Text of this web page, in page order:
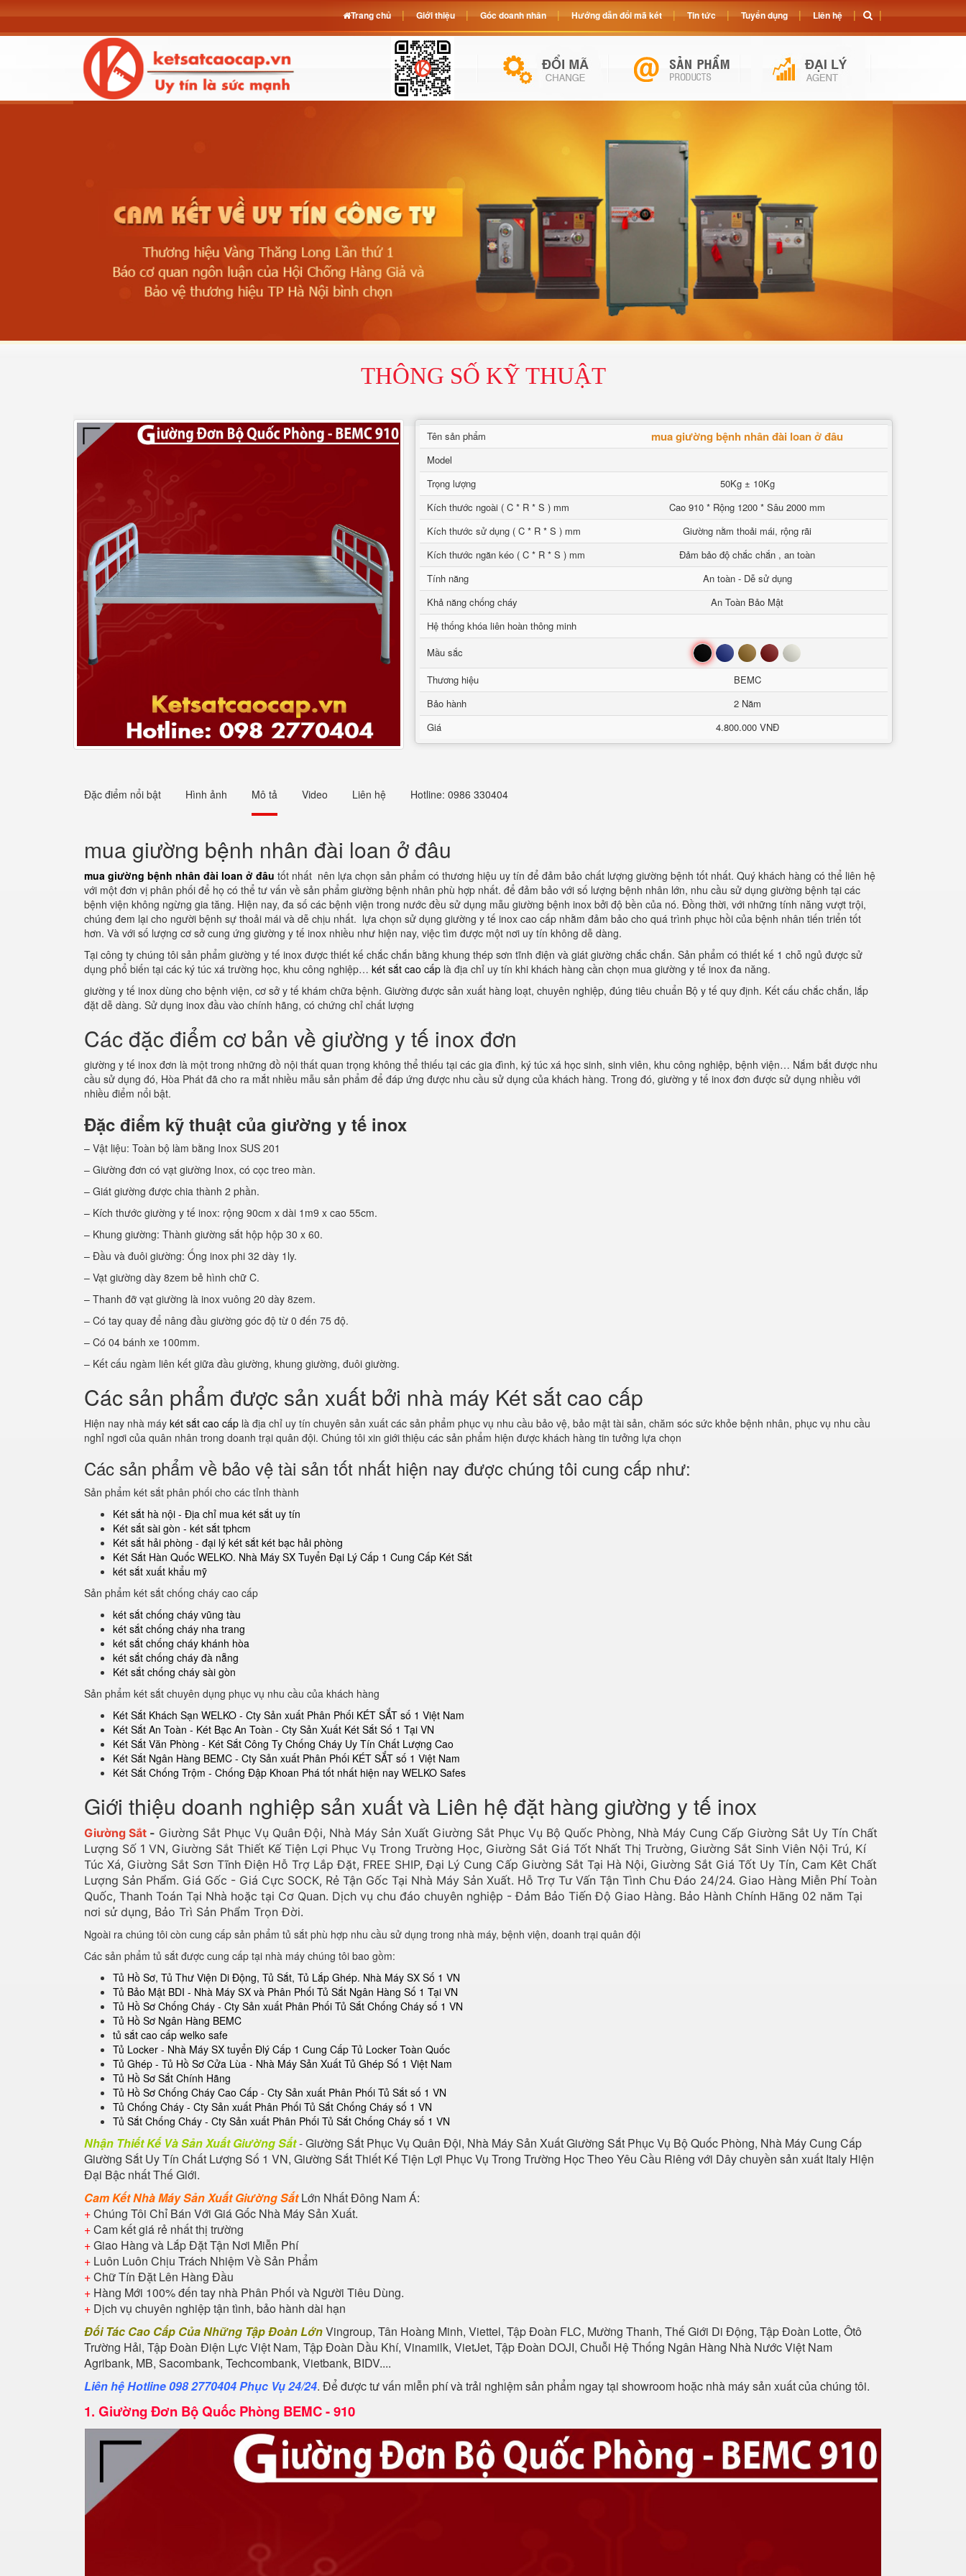
THÔNG SỐ KỸ THUẬT
Tên sản phẩm mua giường bệnh nhân đài loan ở đâu
Model
Trọng lượng
50Kg ± 10Kg
Kích thước ngoài ( C * R * S ) mm
Cao 910 * Rộng 1200 * Sâu 2000 mm
Kích thước sử dụng ( C * R * S ) mm
Giường nằm thoải mái, rộng rãi
Kích thước ngăn kéo ( C * R * S ) mm
Đảm bảo độ chắc chắn , an toàn
Tính năng
An toàn - Dễ sử dụng
Khả năng chống cháy
An Toàn Bảo Mật
Hệ thống khóa liên hoàn thông minh
Mầu sắc
Đen Xanh Nâu Đỏ Trắng
Thương hiệu
BEMC
Bảo hành
2 Năm
Giá
4.800.000 VNĐ
Đặc điểm nổi bật Hình ảnh Mô tả Video Liên hệ Hotline: 0986 330404
mua giường bệnh nhân đài loan ở đâu
mua giường bệnh nhân đài loan ở đâu tốt nhất nên lựa chọn sản phẩm có thương hiệu uy tín để đảm bảo chất lượng giường bệnh tốt nhất. Quý khách hàng có thể liên hệ
với một đơn vị phân phối để họ có thể tư vấn về sản phẩm giường bệnh nhân phù hợp nhất. để đảm bảo với số lượng bệnh nhân lớn, nhu cầu sử dụng giường bệnh tại các
bệnh viện không ngừng gia tăng. Hiện nay, đa số các bệnh viện trong nước đều sử dụng mẫu giường bệnh inox bởi độ bền của nó. Đồng thời, với những tính năng vượt trội,
chúng đem lại cho người bệnh sự thoải mái và dễ chịu nhất. lựa chọn sử dụng giường y tế inox cao cấp nhằm đảm bảo cho quá trình phục hồi của bệnh nhân tiến triển tốt
hơn. Và với số lượng cơ sở cung ứng giường y tế inox nhiều như hiện nay, việc tìm được một nơi uy tín không dễ dàng.
Tại công ty chúng tôi sản phẩm giường y tế inox được thiết kế chắc chắn bằng khung thép sơn tĩnh điện và giát giường chắc chắn. Sản phẩm có thiết kế 1 chỗ ngủ được sử
dụng phổ biến tại các ký túc xá trường học, khu công nghiệp… két sắt cao cấp là địa chỉ uy tín khi khách hàng cần chọn mua giường y tế inox đa năng.
giường y tế inox dùng cho bệnh viện, cơ sở y tế khám chữa bệnh. Giường được sản xuất hàng loạt, chuyên nghiệp, đúng tiêu chuẩn Bộ y tế quy định. Kết cấu chắc chắn, lắp
đặt dễ dàng. Sử dụng inox đầu vào chính hãng, có chứng chỉ chất lượng
Các đặc điểm cơ bản về giường y tế inox đơn
giường y tế inox đơn là một trong những đồ nội thất quan trọng không thể thiếu tại các gia đình, ký túc xá học sinh, sinh viên, khu công nghiệp, bệnh viện… Nắm bắt được nhu
cầu sử dụng đó, Hòa Phát đã cho ra mắt nhiều mẫu sản phẩm để đáp ứng được nhu cầu sử dụng của khách hàng. Trong đó, giường y tế inox đơn được sử dụng nhiều với
nhiều điểm nổi bật.
Đặc điểm kỹ thuật của giường y tế inox
– Vật liệu: Toàn bộ làm bằng Inox SUS 201
– Giường đơn có vạt giường Inox, có cọc treo màn.
– Giát giường được chia thành 2 phần.
– Kích thước giường y tế inox: rộng 90cm x dài 1m9 x cao 55cm.
– Khung giường: Thành giường sắt hộp hộp 30 x 60.
– Đầu và đuôi giường: Ống inox phi 32 dày 1ly.
– Vạt giường dày 8zem bẻ hình chữ C.
– Thanh đỡ vạt giường là inox vuông 20 dày 8zem.
– Có tay quay để nâng đầu giường góc độ từ 0 đến 75 độ.
– Có 04 bánh xe 100mm.
– Kết cấu ngàm liên kết giữa đầu giường, khung giường, đuôi giường.
Các sản phẩm được sản xuất bởi nhà máy Két sắt cao cấp
Hiện nay nhà máy két sắt cao cấp là địa chỉ uy tín chuyên sản xuất các sản phẩm phục vụ nhu cầu bảo vệ, bảo mật tài sản, chăm sóc sức khỏe bệnh nhân, phục vụ nhu cầu
nghỉ ngơi của quân nhân trong doanh trại quân đội. Chúng tôi xin giới thiệu các sản phẩm hiện được khách hàng tin tưởng lựa chọn
Các sản phẩm về bảo vệ tài sản tốt nhất hiện nay được chúng tôi cung cấp như:
Sản phẩm két sắt phân phối cho các tỉnh thành
Két sắt hà nội - Địa chỉ mua két sắt uy tín
Két sắt sài gòn - két sắt tphcm
Két sắt hải phòng - đại lý két sắt két bạc hải phòng
Két Sắt Hàn Quốc WELKO. Nhà Máy SX Tuyển Đại Lý Cấp 1 Cung Cấp Két Sắt
két sắt xuất khẩu mỹ
Sản phẩm két sắt chống cháy cao cấp
két sắt chống cháy vũng tàu
két sắt chống cháy nha trang
két sắt chống cháy khánh hòa
két sắt chống cháy đà nẵng
Két sắt chống cháy sài gòn
Sản phẩm két sắt chuyên dụng phục vụ nhu cầu của khách hàng
Két Sắt Khách Sạn WELKO - Cty Sản xuất Phân Phối KÉT SẮT số 1 Việt Nam
Két Sắt An Toàn - Két Bạc An Toàn - Cty Sản Xuất Két Sắt Số 1 Tại VN
Két Sắt Văn Phòng - Két Sắt Công Ty Chống Cháy Uy Tín Chất Lượng Cao
Két Sắt Ngân Hàng BEMC - Cty Sản xuất Phân Phối KÉT SẮT số 1 Việt Nam
Két Sắt Chống Trộm - Chống Đập Khoan Phá tốt nhất hiện nay WELKO Safes
Giới thiệu doanh nghiệp sản xuất và Liên hệ đặt hàng giường y tế inox
Giường Sắt - Giường Sắt Phục Vụ Quân Đội, Nhà Máy Sản Xuất Giường Sắt Phục Vụ Bộ Quốc Phòng, Nhà Máy Cung Cấp Giường Sắt Uy Tín Chất
Lượng Số 1 VN, Giường Sắt Thiết Kế Tiện Lợi Phục Vụ Trong Trường Học, Giường Sắt Giá Tốt Nhất Thị Trường, Giường Sắt Sinh Viên Nội Trú, Kí
Túc Xá, Giường Sắt Sơn Tĩnh Điện Hỗ Trợ Lắp Đặt, FREE SHIP, Đại Lý Cung Cấp Giường Sắt Tại Hà Nội, Giường Sắt Giá Tốt Uy Tín, Cam Kêt Chất
Lượng Sản Phẩm. Giá Gốc - Giá Cực SOCK, Rẻ Tận Gốc Tại Nhà Máy Sản Xuất. Hỗ Trợ Tư Vấn Tận Tình Chu Đáo 24/24. Giao Hàng Miễn Phí Toàn
Quốc, Thanh Toán Tại Nhà hoặc tại Cơ Quan. Dịch vụ chu đáo chuyên nghiệp - Đảm Bảo Tiến Độ Giao Hàng. Bảo Hành Chính Hãng 02 năm Tại
nơi sử dụng, Bảo Trì Sản Phẩm Trọn Đời.
Ngoài ra chúng tôi còn cung cấp sản phẩm tủ sắt phù hợp nhu cầu sử dụng trong nhà máy, bệnh viện, doanh trại quân đội
Các sản phẩm tủ sắt được cung cấp tại nhà máy chúng tôi bao gồm:
Tủ Hồ Sơ, Tủ Thư Viện Di Động, Tủ Sắt, Tủ Lắp Ghép. Nhà Máy SX Số 1 VN
Tủ Bảo Mật BDI - Nhà Máy SX và Phân Phối Tủ Sắt Ngân Hàng Số 1 Tại VN
Tủ Hồ Sơ Chống Cháy - Cty Sản xuất Phân Phối Tủ Sắt Chống Cháy số 1 VN
Tủ Hồ Sơ Ngân Hàng BEMC
tủ sắt cao cấp welko safe
Tủ Locker - Nhà Máy SX tuyển Đlý Cấp 1 Cung Cấp Tủ Locker Toàn Quốc
Tủ Ghép - Tủ Hồ Sơ Cửa Lùa - Nhà Máy Sản Xuất Tủ Ghép Số 1 Việt Nam
Tủ Hồ Sơ Sắt Chính Hãng
Tủ Hồ Sơ Chống Cháy Cao Cấp - Cty Sản xuất Phân Phối Tủ Sắt số 1 VN
Tủ Chống Cháy - Cty Sản xuất Phân Phối Tủ Sắt Chống Cháy số 1 VN
Tủ Sắt Chống Cháy - Cty Sản xuất Phân Phối Tủ Sắt Chống Cháy số 1 VN
Nhận Thiết Kế Và Sản Xuất Giường Sắt- Giường Sắt Phục Vụ Quân Đội, Nhà Máy Sản Xuất Giường Sắt Phục Vụ Bộ Quốc Phòng, Nhà Máy Cung Cấp
Giường Sắt Uy Tín Chất Lượng Số 1 VN, Giường Sắt Thiết Kế Tiện Lợi Phục Vụ Trong Trường Học Theo Yêu Cầu Riêng với Dây chuyền sản xuất Italy Hiện
Đại Bậc nhất Thế Giới.
Cam Kết Nhà Máy Sản Xuất Giường SắtLớn Nhất Đông Nam Á:
+Chúng Tôi Chỉ Bán Với Giá Gốc Nhà Máy Sản Xuất.
+Cam kết giá rẻ nhất thị trường
+Giao Hàng và Lắp Đặt Tận Nơi Miễn Phí
+ Luôn Luôn Chịu Trách Nhiệm Về Sản Phẩm
+Chữ Tín Đặt Lên Hàng Đầu
+ Hàng Mới 100% đến tay nhà Phân Phối và Người Tiêu Dùng.
+ Dịch vụ chuyên nghiệp tận tình, bảo hành dài hạn
Đối Tác Cao Cấp Của Những Tập Đoàn LớnVingroup, Tân Hoàng Minh, Viettel, Tập Đoàn FLC, Mường Thanh, Thế Giới Di Động, Tập Đoàn Lotte, Ôtô
Trường Hải, Tập Đoàn Điện Lực Việt Nam, Tập Đoàn Dầu Khí, Vinamilk, VietJet, Tập Đoàn DOJI, Chuỗi Hệ Thống Ngân Hàng Nhà Nước Việt Nam
Agribank, MB, Sacombank, Techcombank, Vietbank, BIDV....
Liên hệ Hotline 098 2770404 Phục Vụ 24/24. Để được tư vấn miễn phí và trải nghiệm sản phẩm ngay tại showroom hoặc nhà máy sản xuất của chúng tôi.
1. Giường Đơn Bộ Quốc Phòng BEMC - 910
Trang chủ Giới thiệu Góc doanh nhân Hướng dẫn đổi mã két Tin tức Tuyển dụng Liên hệ